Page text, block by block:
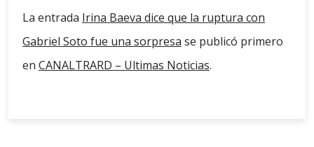
La entrada Irina Baeva dice que la ruptura con
Gabriel Soto fue una sorpresa se publicó primero
en CANALTRARD – Ultimas Noticias.